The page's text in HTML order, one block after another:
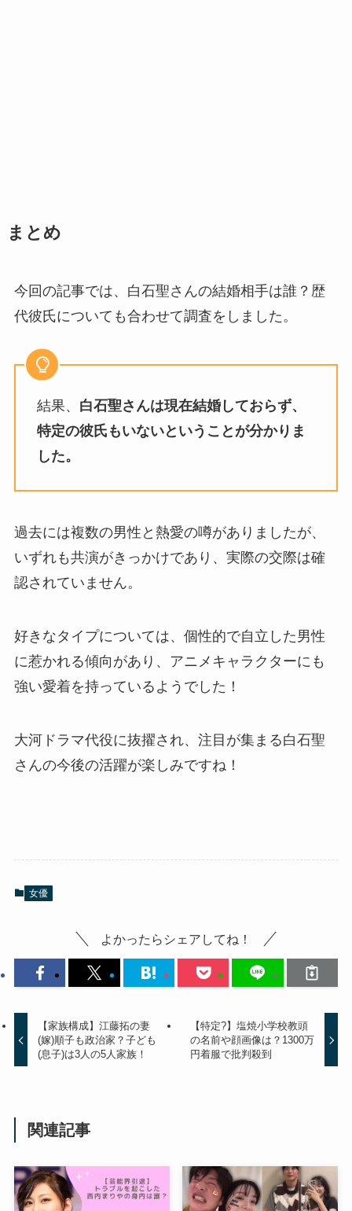
まとめ
今回の記事では、白石聖さんの結婚相手は誰？歴
代彼氏についても合わせて調査をしました。
結果、 白石聖さんは現在結婚しておらず、
特定の彼氏もいないということが分かりま
した。
過去には複数の男性と熱愛の噂がありましたが、
いずれも共演がきっかけであり、実際の交際は確
認されていません。
好きなタイプについては、個性的で自立した男性
に惹かれる傾向があり、アニメキャラクターにも
強い愛着を持っているようでした！
大河ドラマ代役に抜擢され、注目が集まる白石聖
さんの今後の活躍が楽しみですね！
女優
よかったらシェアしてね！
【家族構成】江藤拓の妻
(嫁)順子も政治家？子ども
(息子)は3人の5人家族！
【特定?】塩焼小学校教頭
の名前や顔画像は？1300万
円着服で批判殺到
関連記事